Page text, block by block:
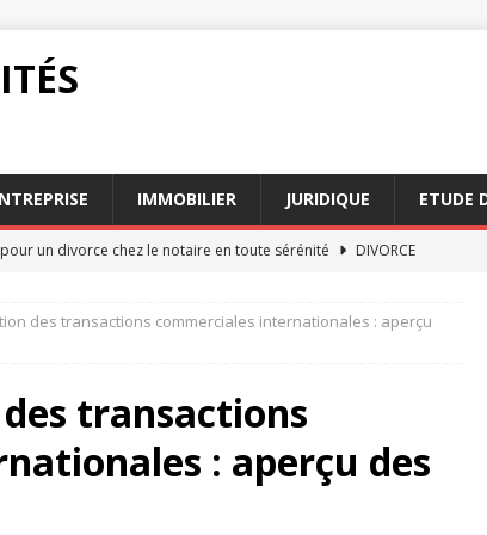
IMMOBILIER JURIDIQUE ETUDE
un divorce chez le notaire en toute sérénité
DIVORCE
le notaire quelle est la durée du processus
DIVORCE
: un casse-tête pour les comptables
des transactions commerciales internationales : aperçu
transactions
: aperçu des